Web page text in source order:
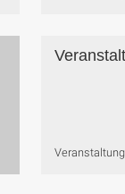
Veranstaltung